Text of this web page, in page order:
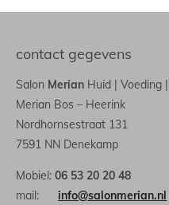
contact gegevens
Salon Merian Huid | Voeding
Merian Bos – Heerink
Nordhornsestraat 131
7591 NN Denekamp
Mobiel: 06 53 20 20 48
mail: info@salonmerian.nl